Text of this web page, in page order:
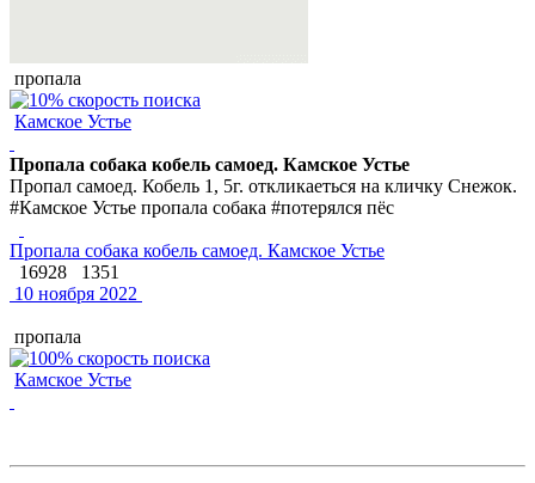
пропала
Камское Устье
Пропала собака кобель самоед. Камское Устье
Пропал самоед. Кобель 1, 5г. откликаеться на кличку Снежок.
#Камское Устье пропала собака #потерялся пёс
Пропала собака кобель самоед. Камское Устье
16928
1351
10 ноября 2022
пропала
Камское Устье